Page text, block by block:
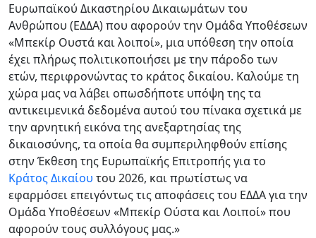
Ευρωπαϊκού Δικαστηρίου Δικαιωμάτων του
Ανθρώπου (ΕΔΔΑ) που αφορούν την Ομάδα Υποθέσεων
«Μπεκίρ Ουστά και λοιποί», μια υπόθεση την οποία
έχει πλήρως πολιτικοποιήσει με την πάροδο των
ετών, περιφρονώντας το κράτος δικαίου. Καλούμε τη
χώρα μας να λάβει οπωσδήποτε υπόψη της τα
αντικειμενικά δεδομένα αυτού του πίνακα σχετικά με
την αρνητική εικόνα της ανεξαρτησίας της
δικαιοσύνης, τα οποία θα συμπεριληφθούν επίσης
στην Έκθεση της Ευρωπαϊκής Επιτροπής για το
Κράτος Δικαίου του 2026, και πρωτίστως να
εφαρμόσει επειγόντως τις αποφάσεις του ΕΔΔΑ για την
Ομάδα Υποθέσεων «Μπεκίρ Ούστα και Λοιποί» που
αφορούν τους συλλόγους μας.»